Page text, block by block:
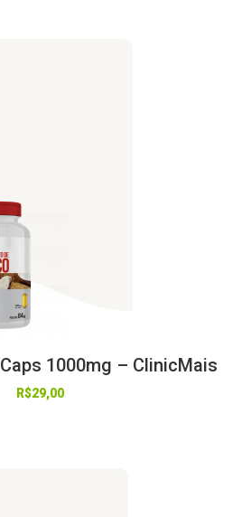
Caps 1000mg – ClinicMais
R$29,00